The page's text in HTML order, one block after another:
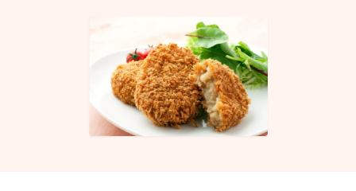
おすすめキーワード
植物性ミルク食感改良